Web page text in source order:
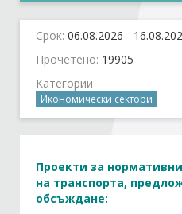
Актуално
Социален диалог
Дейности
Проекти
Срок: 06.08.2026 -
Прочетено: 19905
Категории
Икономически сектори
Проекти за
на транспорта,
обсъждане: